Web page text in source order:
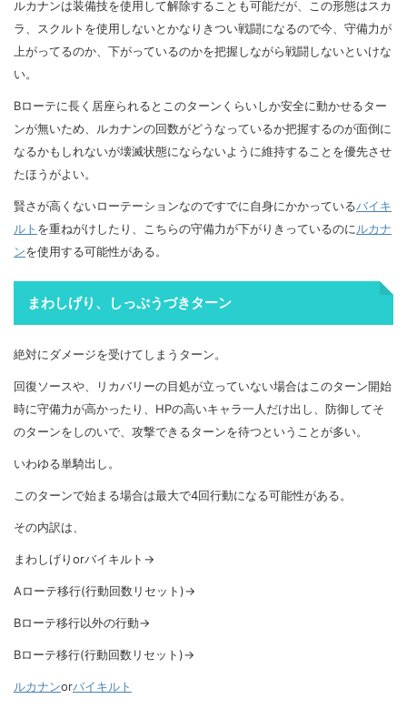
ルカナンは装備技を使用して解除することも可能だが、この形態はスカ
ラ、スクルトを使用しないとかなりきつい戦闘になるので今、守備力が
上がってるのか、下がっているのかを把握しながら戦闘しないといけな
い。
Bローテに長く居座られるとこのターンくらいしか安全に動かせるター
ンが無いため、ルカナンの回数がどうなっているか把握するのが面倒に
なるかもしれないが壊滅状態にならないように維持することを優先させ
たほうがよい。
賢さが高くないローテーションなのですでに自身にかかっているバイキ
ルト を重ねがけしたり、こちらの守備力が下がりきっているのに ルカナ
ンを使用する可能性がある。
まわしげり、しっぷうづきターン
絶対にダメージを受けてしまうターン。
回復ソースや、リカバリーの目処が立っていない場合はこのターン開始
時に守備力が高かったり、HPの高いキャラ一人だけ出し、防御してそ
のターンをしのいで、攻撃できるターンを待つということが多い。
いわゆる単騎出し。
このターンで始まる場合は最大で4回行動になる可能性がある。
その内訳は、
まわしげりorバイキルト→
Aローテ移行(行動回数リセット)→
Bローテ移行以外の行動→
Bローテ移行(行動回数リセット)→
ルカナンorバイキルト